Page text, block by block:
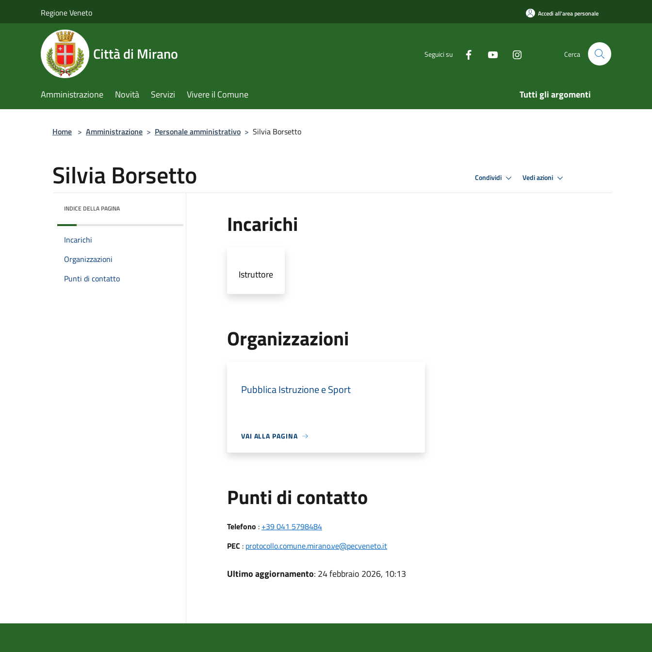
Regione Veneto Accedi all'area personale
Città di Mirano Seguici su Cerca
Amministrazione Novità Servizi Vivere il Comune Tutti gli argomenti
Home > Amministrazione > Personale amministrativo > Silvia Borsetto
Silvia Borsetto Condividi Vedi azioni
INDICE DELLA PAGINA
Incarichi
Organizzazioni
Punti di contatto
Incarichi
Istruttore
Organizzazioni
Pubblica Istruzione e Sport
VAI ALLA PAGINA
Punti di contatto
Telefono : +39 041 5798484
PEC : protocollo.comune.mirano.ve@pecveneto.it
Ultimo aggiornamento: 24 febbraio 2026, 10:13